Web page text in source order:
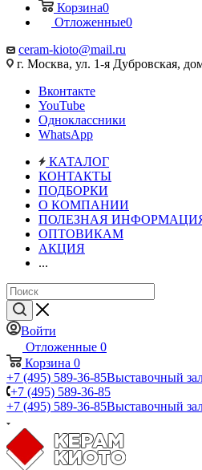
Корзина0
Отложенные0
ceram-kioto@mail.ru
г. Москва, ул. 1-я Дубровская,
Вконтакте
YouTube
Одноклассники
WhatsApp
КАТАЛОГ
КОНТАКТЫ
ПОДБОРКИ
О КОМПАНИИ
ПОЛЕЗНАЯ
ОПТОВИКАМ
АКЦИЯ
...
Войти
Отложенные 0
Корзина 0
+7 (495) 589-36-85Выставочный
+7 (495) 589-36-85
+7 (495) 589-36-85Выставочный